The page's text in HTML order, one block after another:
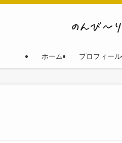
ホーム プロフィール